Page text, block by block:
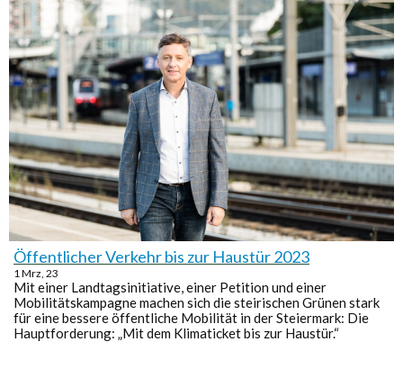
Öffentlicher Verkehr bis zur Haustür 2023
1Mrz, 23
Mit einer Landtagsinitiative, einer Petition und einer
Mobilitätskampagne machen sich die steirischen Grünen stark
für eine bessere öffentliche Mobilität in der Steiermark: Die
Hauptforderung: „Mit dem Klimaticket bis zur Haustür.“